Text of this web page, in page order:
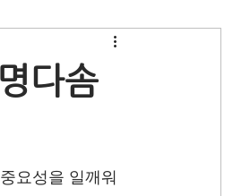
에코마마
다솜
요성을 일깨워